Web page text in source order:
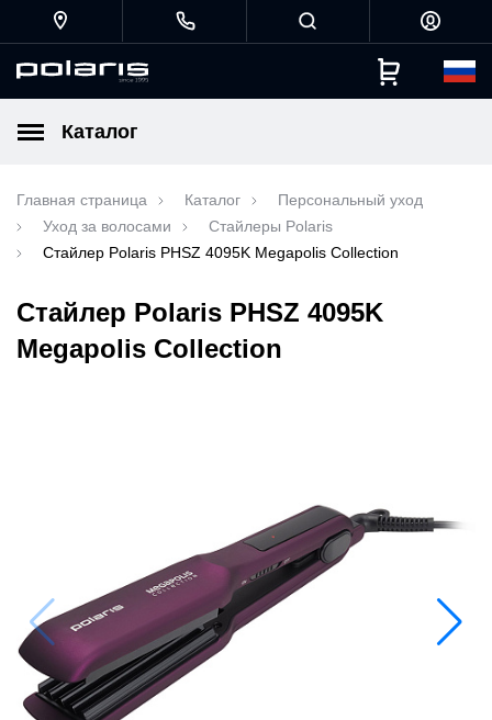
Каталог
Главная страница Каталог
Персональный уход
Уход за волосами
Стайлеры Polaris
Стайлер Polaris PHSZ 4095K Megapolis Collection
Стайлер Polaris PHSZ 4095K
Megapolis Collection